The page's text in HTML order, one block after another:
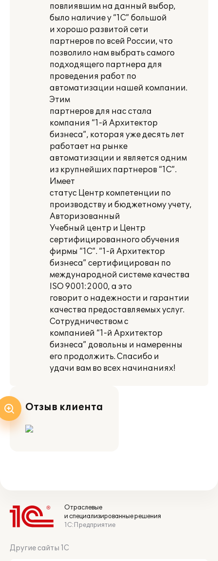
повлиявшим на данный выбор,
было наличие у “1С” большой
и хорошо развитой сети
партнеров по всей России, что
позволило нам выбрать самого
подходящего партнера для
проведения работ по
автоматизации нашей компании.
Этим
партнеров для нас стала
компания “1-й Архитектор
бизнеса”, которая уже десять лет
работает на рынке
автоматизации и является одним
из крупнейших партнеров “1С”.
Имеет
статус Центр компетенции по
производству и бюджетному учету,
Авторизованный
Учебный центр и Центр
сертифицированного обучения
фирмы “1С”. “1-й Архитектор
бизнеса” сертифицирован по
международной системе качества
ISO 9001:2000, а это
говорит о надежности и гарантии
качества предоставляемых услуг.
Сотрудничеством с
компанией “1-й Архитектор
бизнеса” довольны и намеренны
его продолжить. Спасибо и
удачи вам во всех начинаниях!
Отзыв клиента
Отраслевые
и специализированные решения
1С:Предприятие
Другие сайты 1С